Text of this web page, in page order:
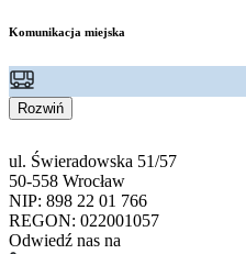
Komunikacja miejska
Rozwiń
ul. Świeradowska 51/57
50-558 Wrocław
NIP: 898 22 01 766
REGON: 022001057
Odwiedź nas na